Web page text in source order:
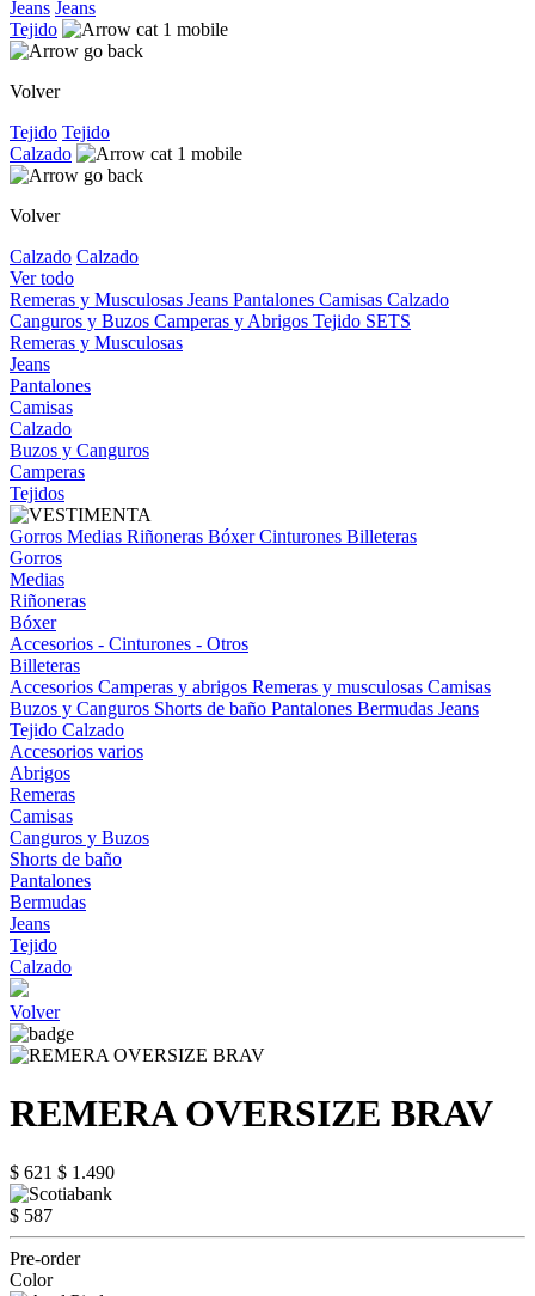
Jeans Jeans
Tejido
Volver
Tejido Tejido
Calzado
Volver
Calzado Calzado
Ver todo
Remeras y Musculosas Jeans Pantalones Camisas Calzado
Canguros y Buzos Camperas y Abrigos Tejido SETS
Remeras y Musculosas
Jeans
Pantalones
Camisas
Calzado
Buzos y Canguros
Camperas
Tejidos
Gorros Medias Riñoneras BóxerCinturones Billeteras
Gorros
Medias
Riñoneras
Bóxer
Accesorios - Cinturones - Otros
Billeteras
Accesorios Camperas y abrigos Remeras y musculosas Camisas
Buzos y Canguros Shorts de baño Pantalones Bermudas Jeans
Tejido Calzado
Accesorios varios
Abrigos
Remeras
Camisas
Canguros y Buzos
Shorts de baño
Pantalones
Bermudas
Jeans
Tejido
Calzado
Volver
REMERA OVERSIZE BRAV
$ 621 $ 1.490
$ 587
Pre-order
Color